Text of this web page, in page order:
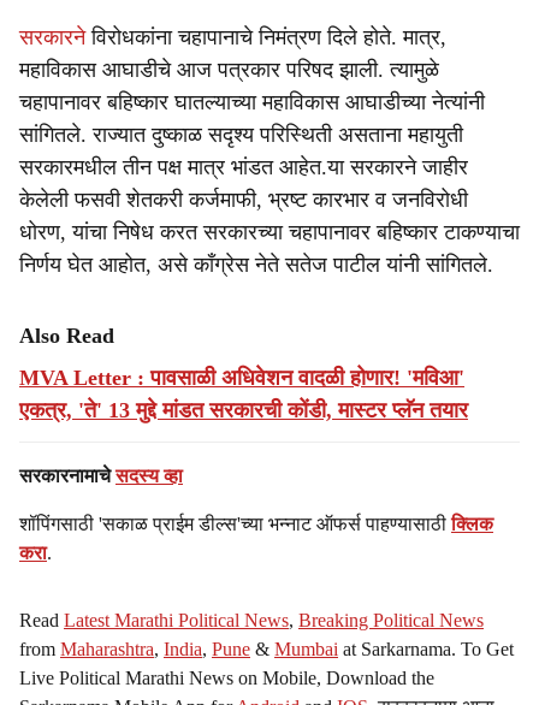
सरकारनेविरोधकांना चहापानाचे निमंत्रण दिले होते. मात्र,
महाविकास आघाडीचे आज पत्रकार परिषद झाली. त्यामुळे
चहापानावर बहिष्कार घातल्याच्या महाविकास आघाडीच्या नेत्यांनी
सांगितले. राज्यात दुष्काळ सदृश्य परिस्थिती असताना महायुती
सरकारमधील तीन पक्ष मात्र भांडत आहेत.या सरकारने जाहीर
केलेली फसवी शेतकरी कर्जमाफी, भ्रष्ट कारभार व जनविरोधी
धोरण, यांचा निषेध करत सरकारच्या चहापानावर बहिष्कार टाकण्याचा
निर्णय घेत आहोत, असे काँग्रेस नेते सतेज पाटील यांनी सांगितले.
Also Read
MVA Letter : पावसाळी अधिवेशन वादळी होणार! 'मविआ'
एकत्र, 'ते' 13 मुद्दे मांडत सरकारची कोंडी, मास्टर प्लॅन तयार
सरकारनामाचेसदस्य व्हा
शॉपिंगसाठी 'सकाळ प्राईम डील्स'च्या भन्नाट ऑफर्स पाहण्यासाठीक्लिक
करा.
Read Latest Marathi Political News, Breaking Political News
from Maharashtra, India, Pune & Mumbai at Sarkarnama. To Get
Live Political Marathi News on Mobile, Download the